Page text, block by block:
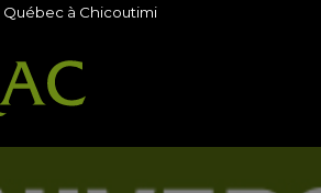
Québec à Chicoutimi